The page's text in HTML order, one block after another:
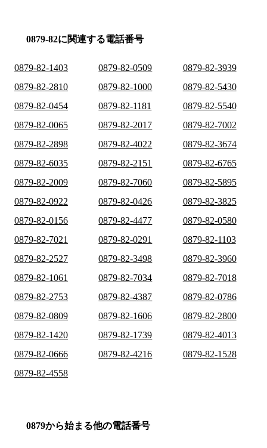
0879-82に関連する電話番号
0879-82-1403 0879-82-0509
0879-82-3939
0879-82-2810
0879-82-1000
0879-82-5430
0879-82-0454
0879-82-1181
0879-82-5540
0879-82-0065
0879-82-2017
0879-82-7002
0879-82-2898
0879-82-4022
0879-82-3674
0879-82-6035
0879-82-2151
0879-82-6765
0879-82-2009
0879-82-7060
0879-82-5895
0879-82-0922
0879-82-0426
0879-82-3825
0879-82-0156
0879-82-4477
0879-82-0580
0879-82-7021
0879-82-0291
0879-82-1103
0879-82-2527
0879-82-3498
0879-82-3960
0879-82-1061
0879-82-7034
0879-82-7018
0879-82-2753
0879-82-4387
0879-82-0786
0879-82-0809
0879-82-1606
0879-82-2800
0879-82-1420
0879-82-1739
0879-82-4013
0879-82-0666
0879-82-4216
0879-82-1528
0879-82-4558
0879から始まる他の電話番号